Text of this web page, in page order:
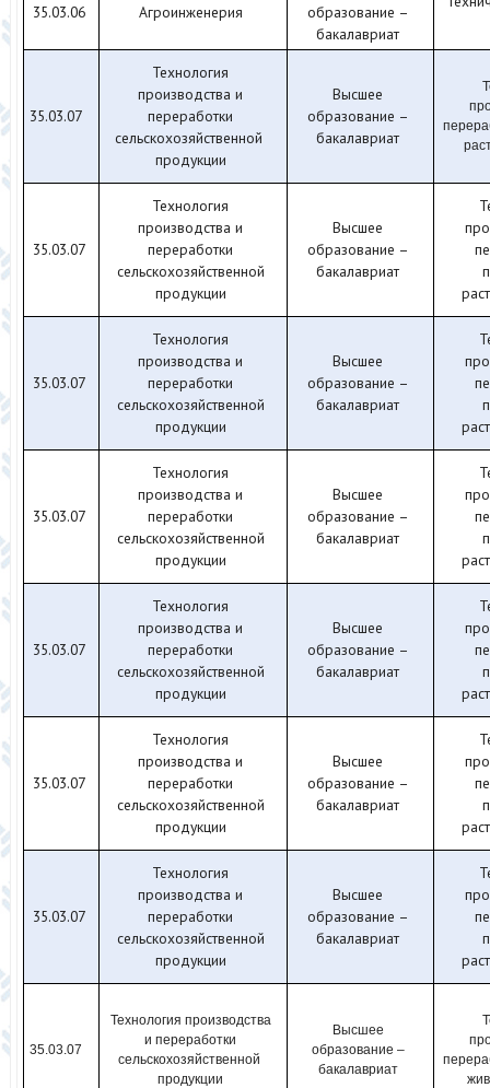
35.03.06 Агроинженерия
образование –
бакалавриат
35.03.07
Технология
производства и
переработки
сельскохозяйственной
продукции
Высшее
образование –
бакалавриат
35.03.07
Технология
производства и
переработки
сельскохозяйственной
продукции
Высшее
образование –
бакалавриат
35.03.07
Технология
производства и
переработки
сельскохозяйственной
продукции
Высшее
образование –
бакалавриат
35.03.07
Технология
производства и
переработки
сельскохозяйственной
продукции
Высшее
образование –
бакалавриат
35.03.07
Технология
производства и
переработки
сельскохозяйственной
продукции
Высшее
образование –
бакалавриат
35.03.07
Технология
производства и
переработки
сельскохозяйственной
продукции
Высшее
образование –
бакалавриат
35.03.07
Технология
производства и
переработки
сельскохозяйственной
продукции
Высшее
образование –
бакалавриат
35.03.07
Технология производства
и переработки
сельскохозяйственной
продукции
Высшее
образование –
бакалавриат